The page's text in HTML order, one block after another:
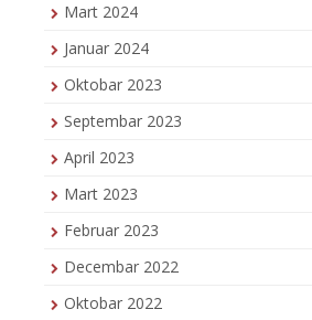
Mart 2024
Januar 2024
Oktobar 2023
Septembar 2023
April 2023
Mart 2023
Februar 2023
Decembar 2022
Oktobar 2022